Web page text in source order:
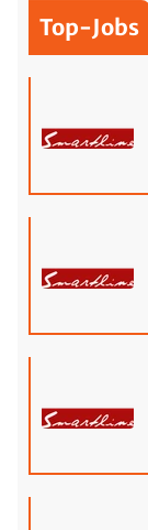
Top-Jobs